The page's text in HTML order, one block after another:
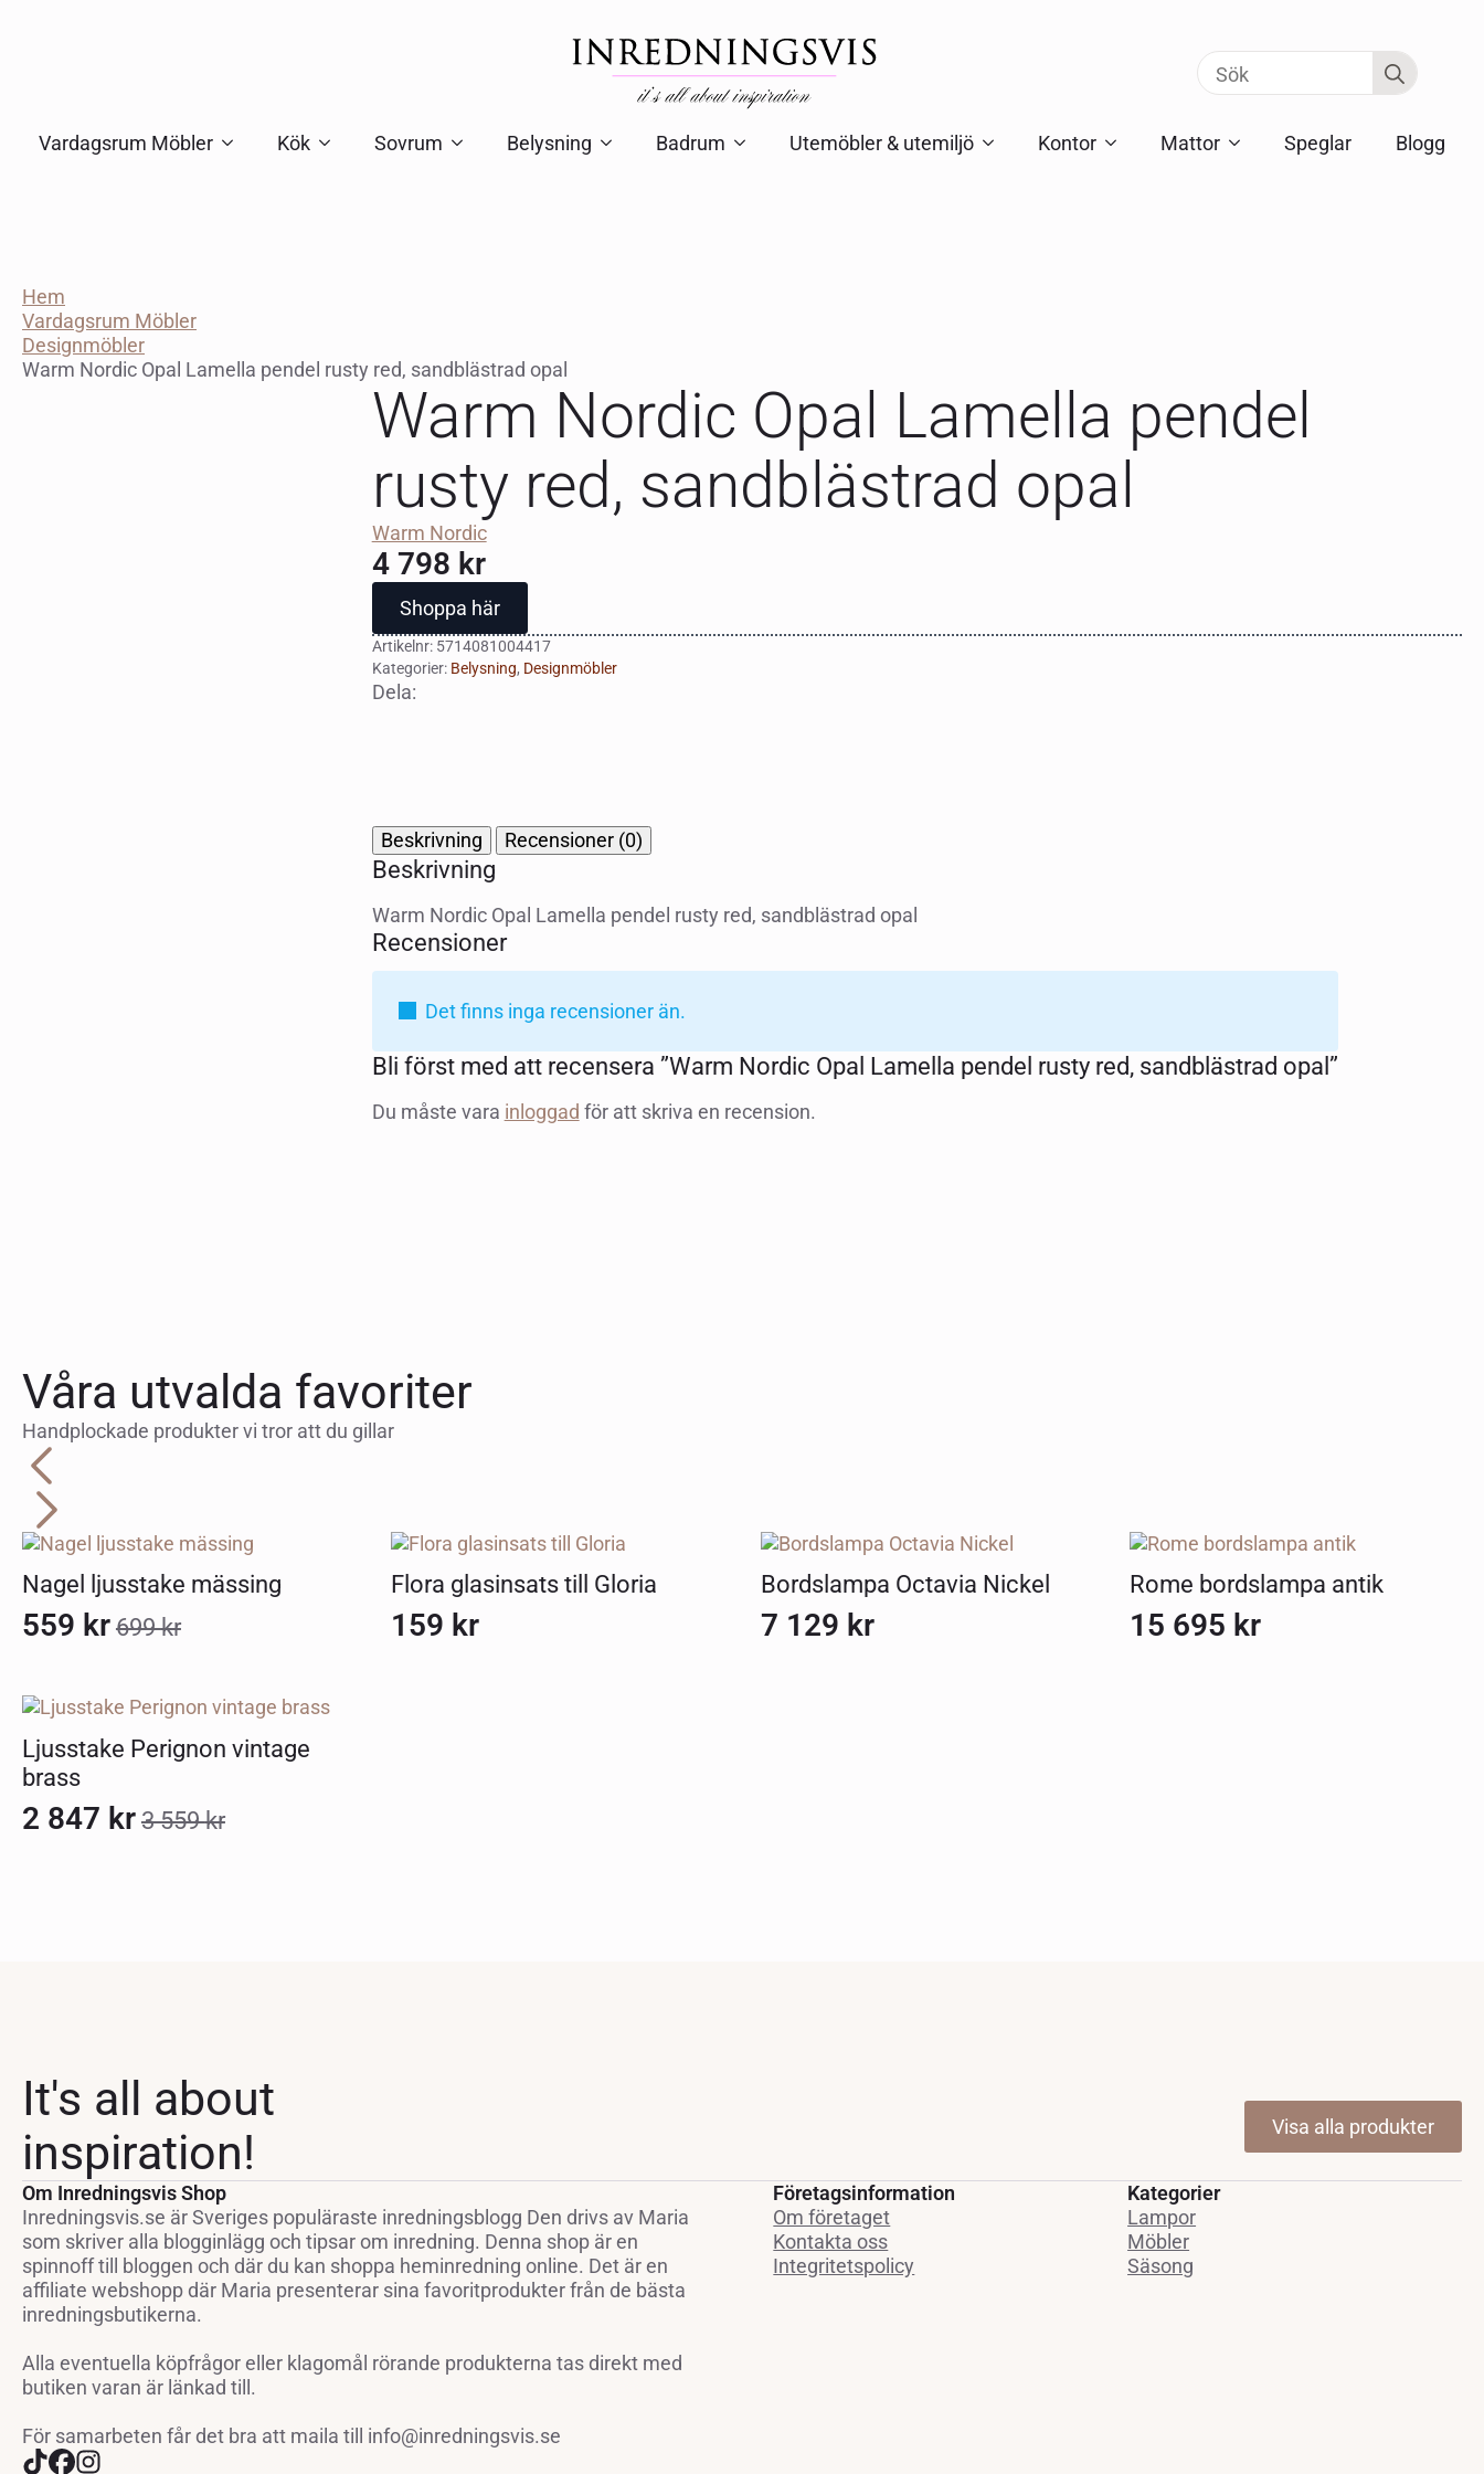
Search
for:
Vardagsrum Möbler Kök Sovrum Belysning Badrum Utemöbler & utemiljö Kontor Mattor Speglar Blogg
Hem
Vardagsrum Möbler
Designmöbler
Warm Nordic Opal Lamella pendel rusty red, sandblästrad opal
Warm Nordic Opal Lamella pendel
rusty red, sandblästrad opal
Warm Nordic
4 798 kr
Shoppa här
Artikelnr: 5714081004417
Kategorier: Belysning, Designmöbler
Dela:
Beskrivning Recensioner (0)
Beskrivning
Warm Nordic Opal Lamella pendel rusty red, sandblästrad opal
Recensioner
Det finns inga recensioner än.
Bli först med att recensera ”Warm Nordic Opal Lamella pendel rusty red, sandblästrad opal”
Du måste vara inloggad för att skriva en recension.
Våra utvalda favoriter
Handplockade produkter vi tror att du gillar
Nagel ljusstake mässing
699kr
Det
priset
var:
699 kr.
559 kr
Det
priset
är:
559 kr.
Flora glasinsats till Gloria
159 kr
Bordslampa Octavia Nickel
7 129 kr
Rome bordslampa antik
15 695 kr
Ljusstake Perignon vintage
brass
3 559kr
Det
2 847 kr
Det
It's all about
inspiration!
Visa alla produkter
Om Inredningsvis Shop
Inredningsvis.se är Sveriges populäraste inredningsblogg Den drivs av Maria
som skriver alla blogginlägg och tipsar om inredning. Denna shop är en
spinnoff till bloggen och där du kan shoppa heminredning online. Det är en
affiliate webshopp där Maria presenterar sina favoritprodukter från de bästa
inredningsbutikerna.
Alla eventuella köpfrågor eller klagomål rörande produkterna tas direkt med
butiken varan är länkad till.
För samarbeten får det bra att maila till info@inredningsvis.se
Företagsinformation
Om företaget
Kontakta oss
Integritetspolicy
Kategorier
Lampor
Möbler
Säsong